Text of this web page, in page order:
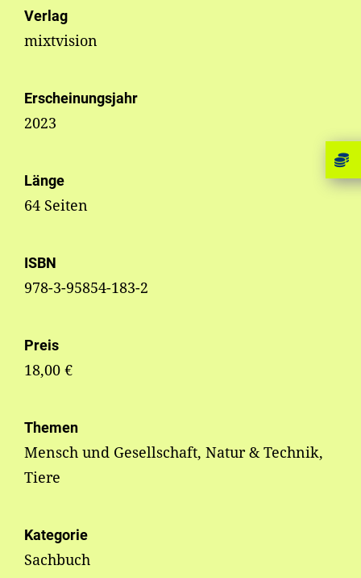
Verlag
mixtvision
Erscheinungsjahr
2023
Länge
64 Seiten
ISBN
978-3-95854-183-2
Preis
18,00 €
Themen
Mensch und Gesellschaft, Natur & Technik,
Tiere
Kategorie
Sachbuch